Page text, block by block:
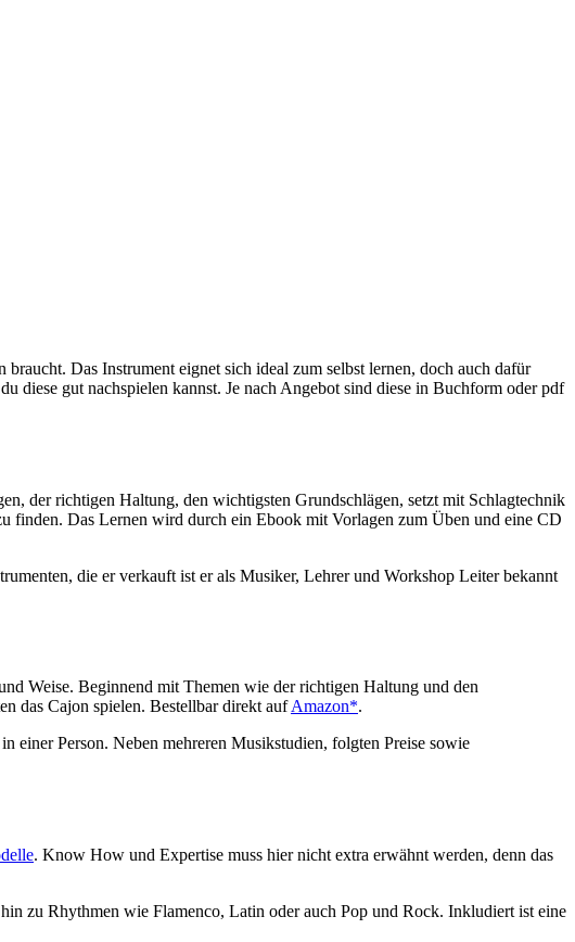
Das Instrument eignet sich ideal zum selbst lernen, doch auch dafür
diese gut nachspielen kannst. Je nach Angebot sind diese in Buchform oder pdf
der richtigen Haltung, den wichtigsten Grundschlägen, setzt mit Schlagtechnik
finden. Das Lernen wird durch ein Ebook mit Vorlagen zum Üben und eine CD
die er verkauft ist er als Musiker, Lehrer und Workshop Leiter bekannt
Weise. Beginnend mit Themen wie der richtigen Haltung und den
das Cajon spielen. Bestellbar direkt aufAmazon*.
einer Person. Neben mehreren Musikstudien, folgten Preise sowie
. Know How und Expertise muss hier nicht extra erwähnt werden, denn das
zu Rhythmen wie Flamenco, Latin oder auch Pop und Rock. Inkludiert ist eine